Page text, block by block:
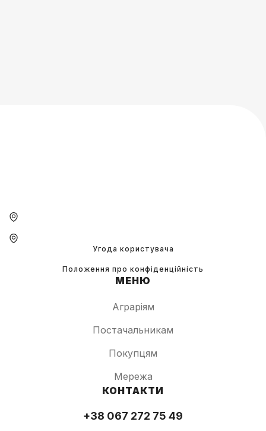
Угода користувача
Положення про конфіденційність
МЕНЮ
Аграріям
Постачальникам
Покупцям
Мережа
КОНТАКТИ
+38 067 272 75 49